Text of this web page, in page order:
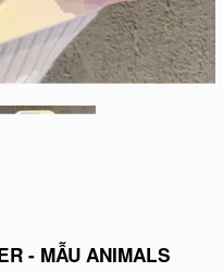
- MẪU ANIMALS